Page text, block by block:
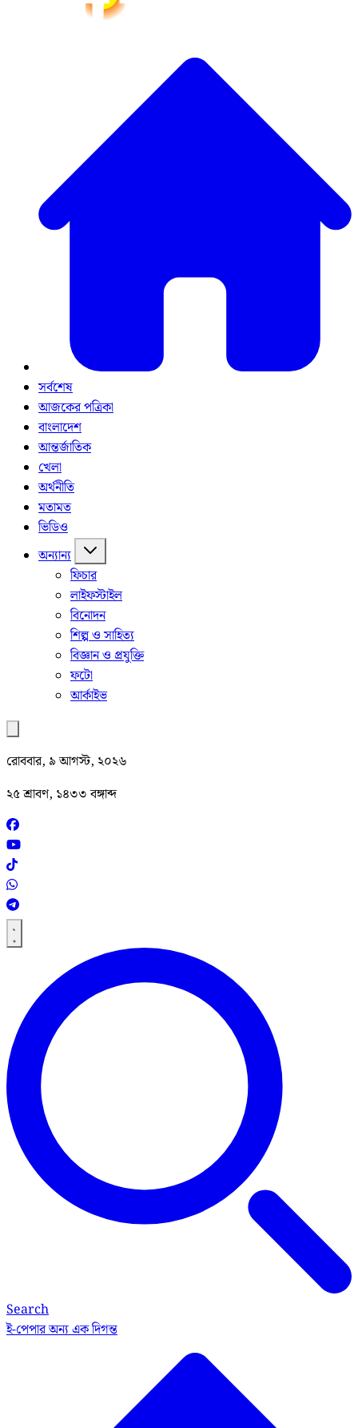
সর্বশেষ
আজকের পত্রিকা
বাংলাদেশ
আন্তর্জাতিক
খেলা
অর্থনীতি
মতামত
ভিডিও
অন্যান্য
ফিচার
লাইফস্টাইল
বিনোদন
শিল্প ও সাহিত্য
বিজ্ঞান ও প্রযুক্তি
ফটো
আর্কাইভ
রোববার, ৯ আগস্ট, ২০২৬
২৫ শ্রাবণ, ১৪৩৩ বঙ্গাব্দ
Search
ই-পেপারঅন্য এক দিগন্ত